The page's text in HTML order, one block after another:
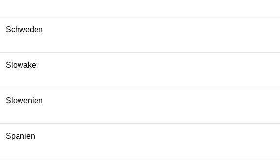
Schweden
Slowakei
Slowenien
Spanien